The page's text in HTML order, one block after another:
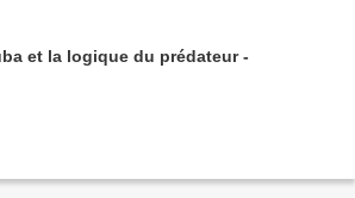
Critique: Cuba et la logique du prédateur -